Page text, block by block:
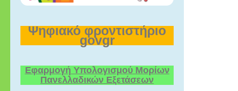
Ψηφιακό φροντιστήριο
govgr
Εφαρμογή Υπολογισμού Μορίων
Πανελλαδικών Εξετάσεων